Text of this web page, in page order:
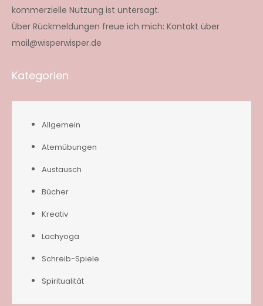
kommerzielle Nutzung ist untersagt.
Über Rückmeldungen freue ich mich: Kontakt über
mail@wisperwisper.de
Kategorien
Allgemein
Atemübungen
Austausch
Bücher
Kreativ
Lachyoga
Schreib-Spiele
Spiritualität